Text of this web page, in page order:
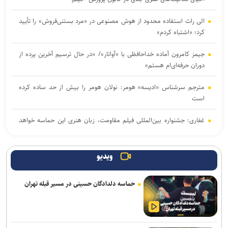
الی راث استفاده محدود از هوش مصنوعی در «مرد بستنی‌فروش» را تأیید
کرد؛ «اشتباه کردم»
جیمز کامرون آماده خداحافظی با «آواتار»/ «در حال ترسیم آخرین پرده از
دوران حرفه‌ای‌ام هستم»
مترجم سرشناس «ادیسه» هومر: نولان هومر را بیش از حد ساده کرده
است
غفاری: جشنواره بین‌المللی فیلم مقاومت، زبان هنری این حماسه خواهد
درخشش «مرد آرام» در جشنواره ایماگو ایتالیا
برگزاری دوره «آشنایی با فیلمسازی» در انجمن سینمای جوانان ایران
بازار شعر
ویدیو
حماسه دلدادگان حسینی در مسیر قبله تهران